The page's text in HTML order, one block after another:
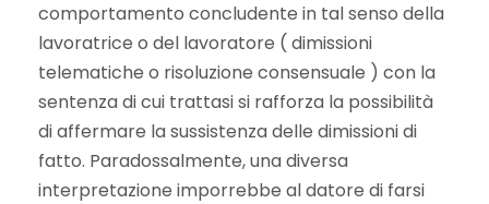
comportamento concludente in tal senso della
lavoratrice o del lavoratore ( dimissioni
telematiche o risoluzione consensuale ) con la
sentenza di cui trattasi si rafforza la possibilità
di affermare la sussistenza delle dimissioni di
fatto. Paradossalmente, una diversa
interpretazione imporrebbe al datore di farsi